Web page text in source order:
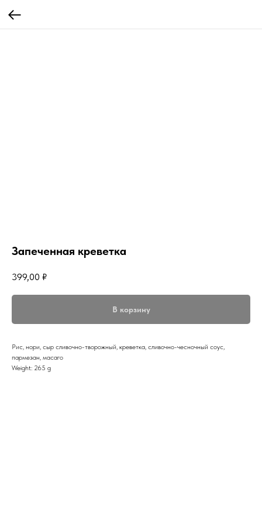
Запеченная креветка
399,00 ₽
В корзину
Рис, нори, сыр сливочно-творожный, креветка, сливочно-чесночный соус,
пармезан, масаго
Weight: 265 g